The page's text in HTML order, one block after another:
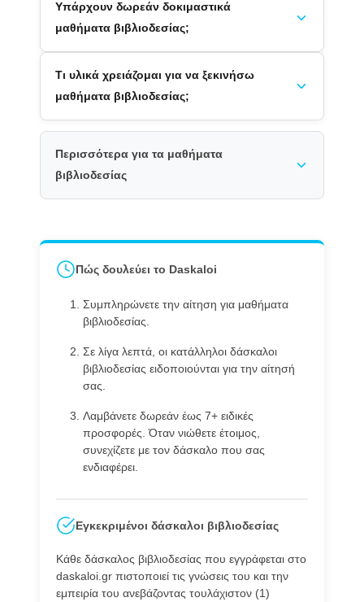
Υπάρχουν δωρεάν δοκιμαστικά
μαθήματα βιβλιοδεσίας;
Τι υλικά χρειάζομαι για να ξεκινήσω
μαθήματα βιβλιοδεσίας;
Περισσότερα για τα μαθήματα
βιβλιοδεσίας
Πώς δουλεύει το Daskaloi
Συμπληρώνετε την αίτηση για μαθήματα
βιβλιοδεσίας.
Σε λίγα λεπτά, οι κατάλληλοι δάσκαλοι
βιβλιοδεσίας ειδοποιούνται για την αίτησή
σας.
Λαμβάνετε δωρεάν έως 7+ ειδικές
προσφορές. Όταν νιώθετε έτοιμος,
συνεχίζετε με τον δάσκαλο που σας
ενδιαφέρει.
Εγκεκριμένοι δάσκαλοι βιβλιοδεσίας
Κάθε δάσκαλος βιβλιοδεσίας που εγγράφεται στο
daskaloi.gr πιστοποιεί τις γνώσεις του και την
εμπειρία του ανεβάζοντας τουλάχιστον (1)